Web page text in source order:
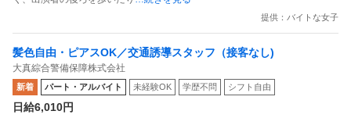
提供：バイトな女子
髪色自由・ピアスOK／交通誘導スタッフ（接客なし)
大真綜合警備保障株式会社
新着 パート・アルバイト 未経験OK 学歴不問 シフト自由
日給6,010円